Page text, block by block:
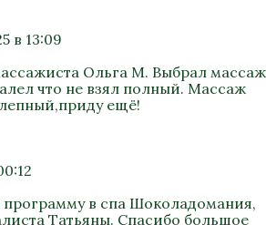
в 13:09
Ольга М. Выбрал массаж
что не взял полный. Массаж
ещё!
программу в спа Шоколадомания,
Татьяны. Спасибо большое